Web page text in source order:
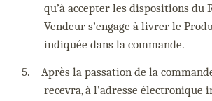
qu’à accepter les dispositions du
Vendeur s’engage à livrer le
indiquée dans la commande.
5.
Après la passation de la
recevra, à l’adresse électronique